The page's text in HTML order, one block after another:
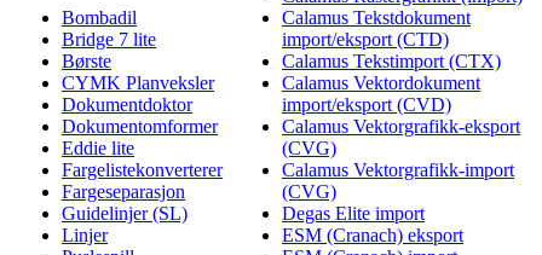
Bombadil
Bridge 7 lite
Børste
CYMK Planveksler
Dokumentdoktor
Dokumentomformer
Eddie lite
Fargelistekonverterer
Fargeseparasjon
Guidelinjer (SL)
Linjer
Calamus Tekstdokument
import/eksport (CTD)
Calamus Tekstimport (CTX)
Calamus Vektordokument
import/eksport (CVD)
Calamus Vektorgrafikk-eksport
(CVG)
Calamus Vektorgrafikk-import
(CVG)
Degas Elite import
ESM (Cranach) eksport